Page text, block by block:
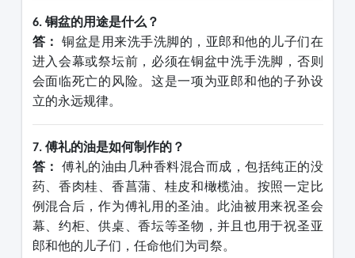
6. 铜盆的用途是什么？
答：
铜盆是用来洗手洗脚的，亚郎和他的儿子们在
进入会幕或祭坛前，必须在铜盆中洗手洗脚，否则
会面临死亡的风险。这是一项为亚郎和他的子孙设
立的永远规律。
7. 傅礼的油是如何制作的？
答：
傅礼的油由几种香料混合而成，包括纯正的没
药、香肉桂、香菖蒲、桂皮和橄榄油。按照一定比
例混合后，作为傅礼用的圣油。此油被用来祝圣会
幕、约柜、供桌、香坛等圣物，并且也用于祝圣亚
郎和他的儿子们，任命他们为司祭。